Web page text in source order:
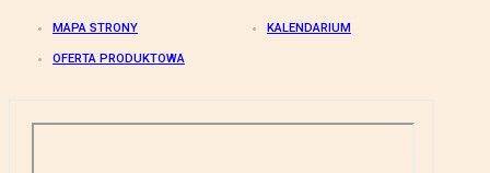
MAPA STRONY KALENDARIUM
OFERTA PRODUKTOWA